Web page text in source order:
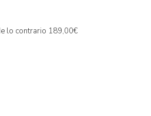
lo contrario 189,00€